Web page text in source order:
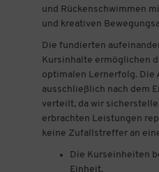
und Rückenschwimmen
und kreativen
Die fundierten
Kursinhalte ermöglichen
optimalen Lernerfolg. Die
ausschließlich nach dem
verteilt, da wir
erbrachten Leistungen
keine Zufallstreffer an
Die Kurseinheiten
Einheit.